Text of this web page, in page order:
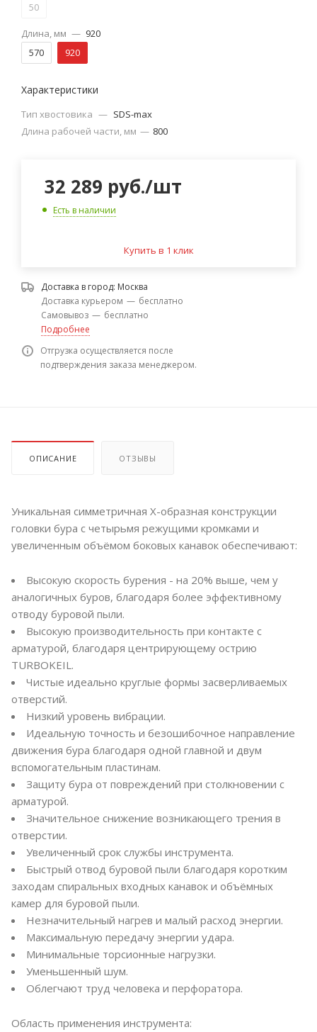
50
Длина, мм — 920
570
920
Характеристики
Тип хвостовика — SDS-max
Длина рабочей части, мм — 800
32 289 руб./шт
Есть в наличии
Купить в 1 клик
Доставка в город: Москва
Доставка курьером — бесплатно
Самовывоз — бесплатно
Подробнее
Отгрузка осуществляется после
подтверждения заказа менеджером.
ОПИСАНИЕ ОТЗЫВЫ
Уникальная симметричная Х-образная конструкции
головки бура с четырьмя режущими кромками и
увеличенным объёмом боковых канавок обеспечивают:
Высокую скорость бурения - на 20% выше, чем у
аналогичных буров, благодаря более эффективному
отводу буровой пыли.
Высокую производительность при контакте с
арматурой, благодаря центрирующему острию
TURBOKEIL.
Чистые идеально круглые формы засверливаемых
отверстий.
Низкий уровень вибрации.
Идеальную точность и безошибочное направление
движения бура благодаря одной главной и двум
вспомогательным пластинам.
Защиту бура от повреждений при столкновении с
арматурой.
Значительное снижение возникающего трения в
отверстии.
Увеличенный срок службы инструмента.
Быстрый отвод буровой пыли благодаря коротким
заходам спиральных входных канавок и объёмных
камер для буровой пыли.
Незначительный нагрев и малый расход энергии.
Максимальную передачу энергии удара.
Минимальные торсионные нагрузки.
Уменьшенный шум.
Облегчают труд человека и перфоратора.
Область применения инструмента: